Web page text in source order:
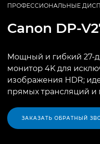
ПРОФЕССИОНАЛЬНЫЕ
Canon DP-
Мощный и гибкий 27-
монитор 4K для
изображения HDR;
прямых трансляций и
ЗАКАЗАТЬ ОБРАТНЫЙ